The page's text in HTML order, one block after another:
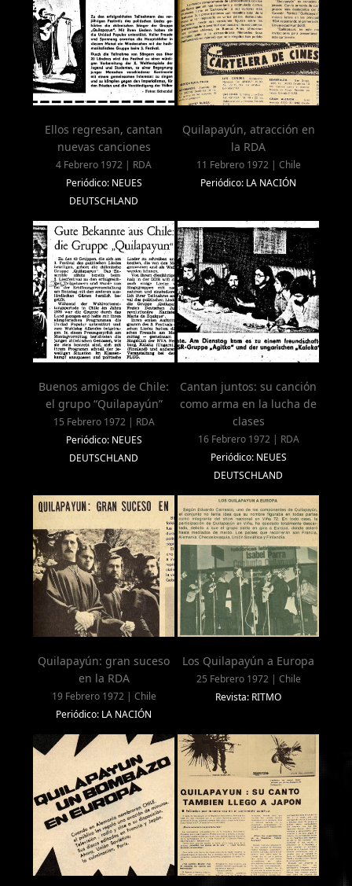
Ellos regresan, cantan
nuevas canciones
4 Febrero 1972 | RDA
Periódico: NEUES
DEUTSCHLAND
Quilapayún, atracción en
la RDA
11 Febrero 1972 | Chile
Periódico: LA NACIÓN
Buenos amigos de Chile:
el grupo “Quilapayún”
15 Febrero 1972 | RDA
Periódico: NEUES
DEUTSCHLAND
Cantan juntos: su canción
como arma en la lucha de
clases
16 Febrero 1972 | RDA
Periódico: NEUES
DEUTSCHLAND
Quilapayún: gran suceso
en la RDA
19 Febrero 1972 | Chile
Periódico: LA NACIÓN
Los Quilapayún a Europa
25 Febrero 1972 | Chile
Revista: RITMO